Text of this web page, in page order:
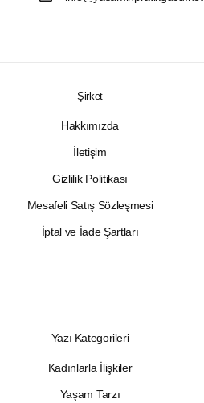
Şirket
Hakkımızda
İletişim
Gizlilik Politikası
Mesafeli Satış Sözleşmesi
İptal ve İade Şartları
Yazı Kategorileri
Kadınlarla İlişkiler
Yaşam Tarzı